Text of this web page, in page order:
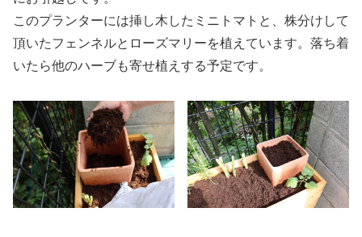
このプランターには挿し木したミニトマトと、株分けして
頂いたフェンネルとローズマリーを植えています。落ち着
いたら他のハーブも寄せ植えする予定です。